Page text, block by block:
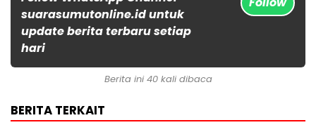
suarasumutonline.id untuk
update berita terbaru setiap
hari
Berita ini 40 kali dibaca
BERITA TERKAIT